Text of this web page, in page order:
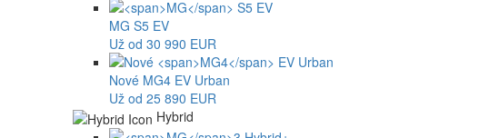
MG S5 EV
Už od 30 990 EUR
Nové MG4 EV Urban
Už od 25 890 EUR
Hybrid